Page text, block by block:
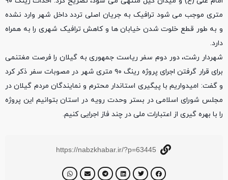
متری موجب می شود ترافیک به جریان اصلی تردد داخل شهر وارد نشده
و به طور قطع خلوت شدن خیابان ها و کاهش ترافیک شهری را به همراه
دارد.
شهردار رشت، دور دوم سفر ریاست جمهوری به گیلان را فرصت مغتنمی
برای قرار گرفتن اجرای پروژه رینگ ۹۰ متری شهر در مصوبات سفر ذکر کرد
و گفت: امیدواریم با پیگیری استاندار محترم و نمایندگان مردم گیلان در
مجلس شورای اسلامی در بستر وحدت رویه در استان بتوانیم این پروژه
را با بهره گیری از اعتبارات ملی در چند فاز اجرایی کنیم.
https://nabzkhabar.ir/?p=63445